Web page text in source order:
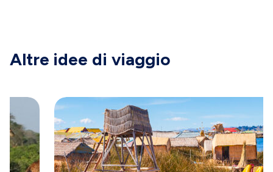
Altre idee di viaggio